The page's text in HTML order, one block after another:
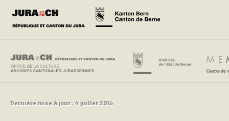
Dernière mise à jour : 4 juillet 2016